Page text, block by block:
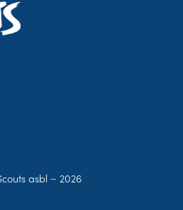
asbl − 2026